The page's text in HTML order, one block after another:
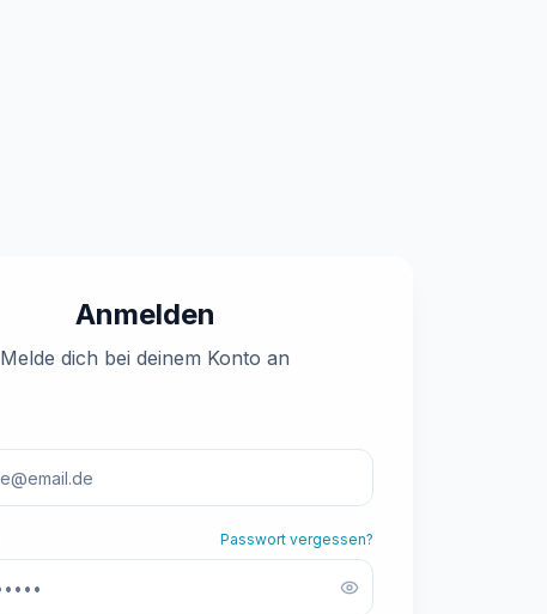
Anmelden
Melde dich bei deinem Konto an
Passwort vergessen?